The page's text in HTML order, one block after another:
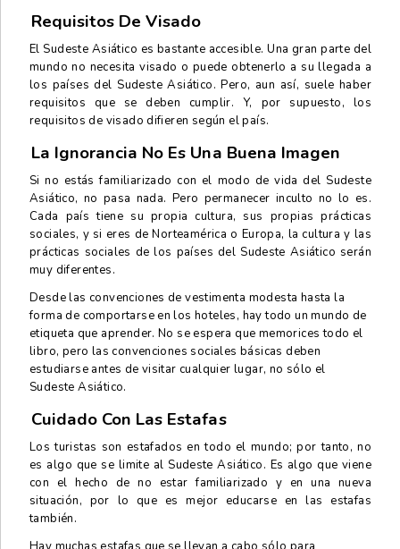
Requisitos De Visado
El Sudeste Asiático es bastante accesible. Una gran parte del
mundo no necesita visado o puede obtenerlo a su llegada a
los países del Sudeste Asiático. Pero, aun así, suele haber
requisitos que se deben cumplir. Y, por supuesto, los
requisitos de visado difieren según el país.
La Ignorancia No Es Una Buena Imagen
Si no estás familiarizado con el modo de vida del Sudeste
Asiático, no pasa nada. Pero permanecer inculto no lo es.
Cada país tiene su propia cultura, sus propias prácticas
sociales, y si eres de Norteamérica o Europa, la cultura y las
prácticas sociales de los países del Sudeste Asiático serán
muy diferentes.
Desde las convenciones de vestimenta modesta hasta la
forma de comportarse en los hoteles, hay todo un mundo de
etiqueta que aprender. No se espera que memorices todo el
libro, pero las convenciones sociales básicas deben
estudiarse antes de visitar cualquier lugar, no sólo el
Sudeste Asiático.
Cuidado Con Las Estafas
Los turistas son estafados en todo el mundo; por tanto, no
es algo que se limite al Sudeste Asiático. Es algo que viene
con el hecho de no estar familiarizado y en una nueva
situación, por lo que es mejor educarse en las estafas
también.